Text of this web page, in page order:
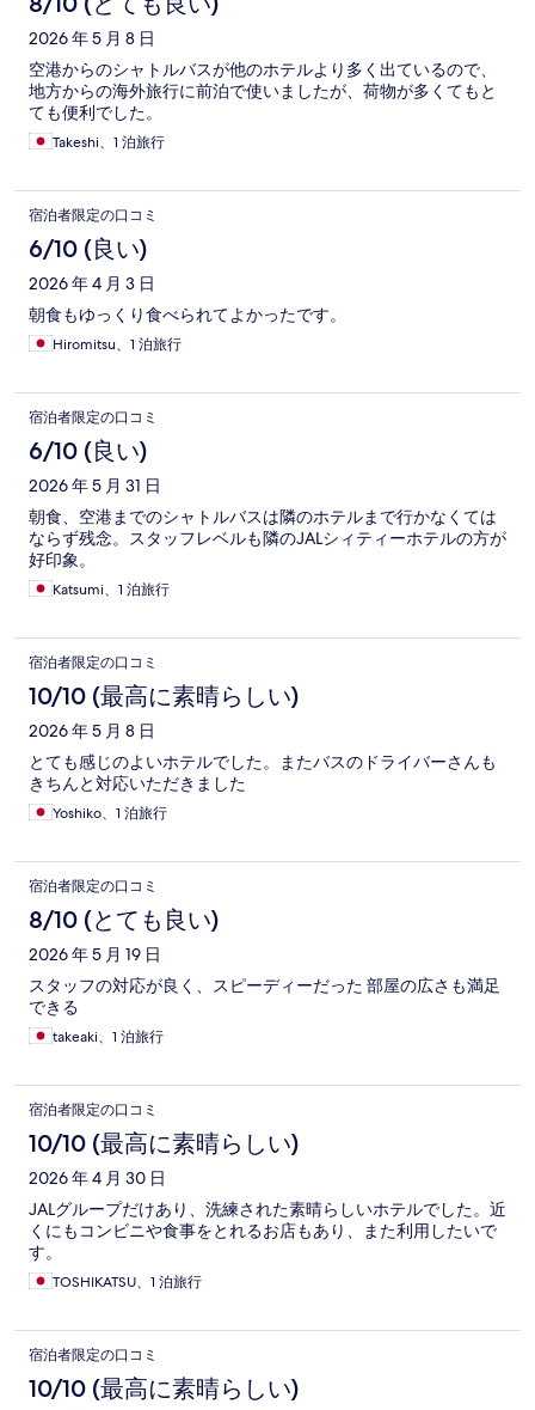
2026 年 5 月 8 日
空港からのシャトルバスが他のホテルより多く出ているので、
地方からの海外旅行に前泊で使いましたが、荷物が多くてもと
ても便利でした。
Takeshi、1 泊旅行
宿泊者限定の口コミ
6/10 (良い)
2026 年 4 月 3 日
朝食もゆっくり食べられてよかったです。
Hiromitsu、1 泊旅行
宿泊者限定の口コミ
6/10 (良い)
2026 年 5 月 31 日
朝食、空港までのシャトルバスは隣のホテルまで行かなくては
ならず残念。スタッフレベルも隣のJALシィティーホテルの方が
好印象。
Katsumi、1 泊旅行
宿泊者限定の口コミ
10/10 (最高に素晴らしい)
2026 年 5 月 8 日
とても感じのよいホテルでした。またバスのドライバーさんも
きちんと対応いただきました
Yoshiko、1 泊旅行
宿泊者限定の口コミ
8/10 (とても良い)
2026 年 5 月 19 日
スタッフの対応が良く、スピーディーだった 部屋の広さも満足
できる
takeaki、1 泊旅行
宿泊者限定の口コミ
10/10 (最高に素晴らしい)
2026 年 4 月 30 日
JALグループだけあり、洗練された素晴らしいホテルでした。近
くにもコンビニや食事をとれるお店もあり、また利用したいで
す。
TOSHIKATSU、1 泊旅行
宿泊者限定の口コミ
10/10 (最高に素晴らしい)